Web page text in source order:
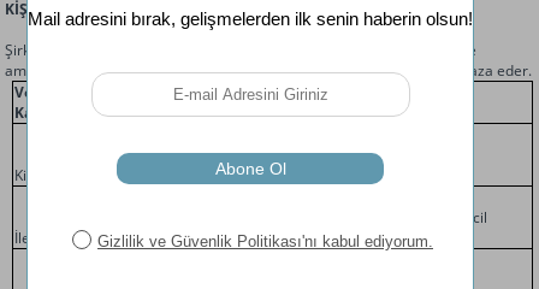
KİŞİSEL VERİLERİ SAKLAMA SÜRELERİ
Şirketimiz işlediği kişisel verileri ilgili mevzuatta öngörülen veya işleme
amacının gerektirdiği süreler boyunca Kanun ile uyumlu olarak muhafaza eder.
Veri
Kategorisi
Veri Saklama Süresi Gerekçe
Kimlik
erdiği tarihten itibaren
10 yıl
6098 Sayılı Kanun
İletişim
10 yıl
6563 Sayılı Kanun ve ilgili ikincil
mevzuat